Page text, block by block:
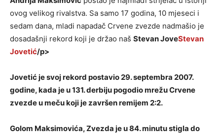
ovog velikog rivalstva. Sa samo 17 godina, 10 mjeseci i
sedam dana, mladi napadač Crvene zvezde nadmašio je
dosadašnji rekord koji je držao naš Stevan JoveStevan
Jovetić/p>
Jovetić je svoj rekord postavio 29. septembra 2007.
godine, kada je u 131. derbiju pogodio mrežu Crvene
zvezde u meču koji je završen remijem 2:2.
Golom Maksimovića, Zvezda je u 84. minutu stigla do